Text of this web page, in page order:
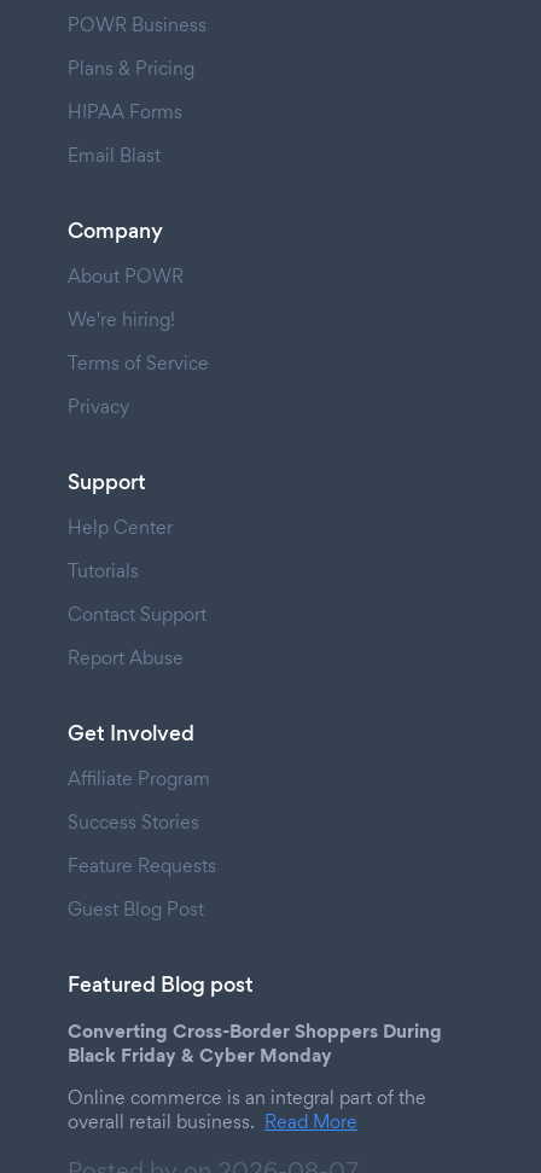
POWR Business
Plans & Pricing
HIPAA Forms
Email Blast
Company
About POWR
We're hiring!
Terms of Service
Privacy
Support
Help Center
Tutorials
Contact Support
Report Abuse
Get Involved
Affiliate Program
Success Stories
Feature Requests
Guest Blog Post
Featured Blog post
Converting Cross-Border Shoppers During
Black Friday & Cyber Monday
Online commerce is an integral part of the
overall retail business. Read More